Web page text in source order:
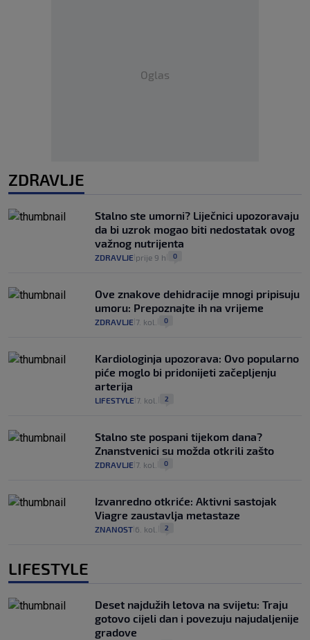
Oglas
ZDRAVLJE
Stalno ste umorni? Liječnici upozoravaju
da bi uzrok mogao biti nedostatak ovog
važnog nutrijenta
ZDRAVLJE prije 9 h 0
Ove znakove dehidracije mnogi pripisuju
umoru: Prepoznajte ih na vrijeme
ZDRAVLJE 7. kol. 0
Kardiologinja upozorava: Ovo popularno
piće moglo bi pridonijeti začepljenju
arterija
LIFESTYLE 7. kol. 2
Stalno ste pospani tijekom dana?
Znanstvenici su možda otkrili zašto
ZDRAVLJE 7. kol. 0
Izvanredno otkriće: Aktivni sastojak
Viagre zaustavlja metastaze
ZNANOST 6. kol. 2
LIFESTYLE
Deset najdužih letova na svijetu: Traju
gotovo cijeli dan i povezuju najudaljenije
gradove